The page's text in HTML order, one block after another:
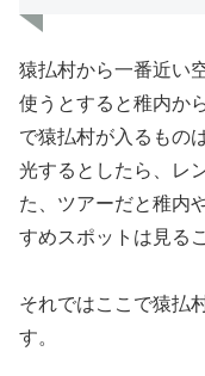
猿払村から一番近い
使うとすると稚内か
で猿払村が入るもの
光するとしたら、レ
た、ツアーだと稚内
すめスポットは見る
それではここで猿払
す。